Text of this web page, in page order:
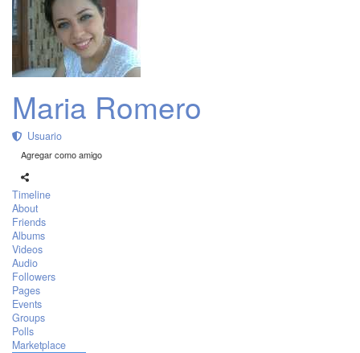
Maria Romero
Usuario
Agregar como amigo
Timeline
About
Friends
Albums
Videos
Audio
Followers
Pages
Events
Groups
Polls
Marketplace